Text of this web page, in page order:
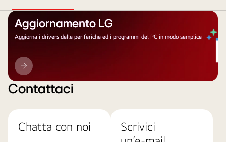
Aggiornamento LG
Aggiorna i drivers delle periferiche ed i programmi del PC in modo semplice
Aggiornamento
LG
Contattaci
Chatta con noi
Scrivici